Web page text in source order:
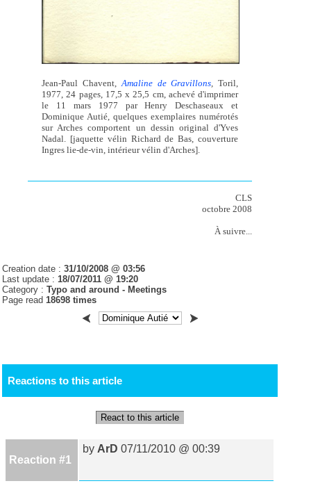
Jean-Paul Chavent,Amaline de Gravillons, Toril,
1977, 24 pages, 17,5 x 25,5 cm, achevé d'imprimer
le 11 mars 1977 par Henry Deschaseaux et
Dominique Autié, quelques exemplaires numérotés
sur Arches comportent un dessin original d'Yves
Nadal. [jaquette vélin Richard de Bas, couverture
Ingres lie-de-vin, intérieur vélin d'Arches].
CLS
octobre 2008
À suivre...
Creation date :31/10/2008 @ 03:56
Last update :18/07/2011 @ 19:20
Category :Typo and around - Meetings
Page read18698 times
Reactions to this article
React to this article
Reaction #1
by ArD 07/11/2010 @ 00:39